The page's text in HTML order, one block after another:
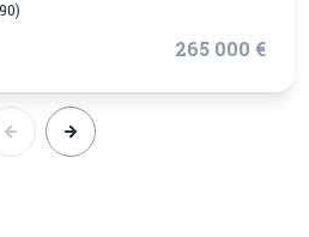
265 000 €